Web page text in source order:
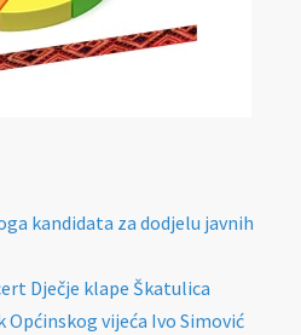
kandidata za dodjelu javnih
Dječje klape Škatulica
Općinskog vijeća Ivo Simović